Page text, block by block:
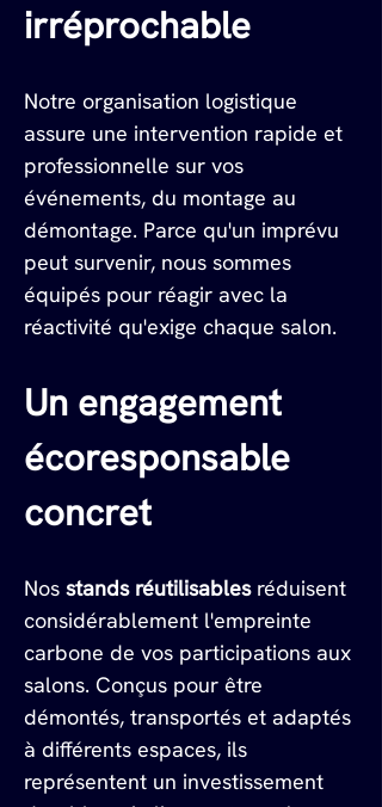
irréprochable
Notre organisation logistique
assure une intervention rapide et
professionnelle sur vos
événements, du montage au
démontage. Parce qu'un imprévu
peut survenir, nous sommes
équipés pour réagir avec la
réactivité qu'exige chaque salon.
Un engagement
écoresponsable
concret
Nos stands réutilisables réduisent
considérablement l'empreinte
carbone de vos participations aux
salons. Conçus pour être
démontés, transportés et adaptés
à différents espaces, ils
représentent un investissement